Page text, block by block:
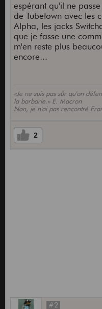
espérant qu'il ne
de Tubetown avec les
Alpha, les jacks
que je fasse une
m'en reste plus
encore...
«Je ne suis pas sûr qu'on
la barbarie.» E. Macron
Non, je n'ai pas rencontré
2
#2